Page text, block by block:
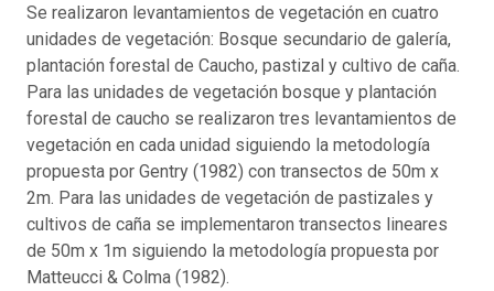
Se realizaron levantamientos de vegetación en cuatro
unidades de vegetación: Bosque secundario de galería,
plantación forestal de Caucho, pastizal y cultivo de caña.
Para las unidades de vegetación bosque y plantación
forestal de caucho se realizaron tres levantamientos de
vegetación en cada unidad siguiendo la metodología
propuesta por Gentry (1982) con transectos de 50m x
2m. Para las unidades de vegetación de pastizales y
cultivos de caña se implementaron transectos lineares
de 50m x 1m siguiendo la metodología propuesta por
Matteucci & Colma (1982).